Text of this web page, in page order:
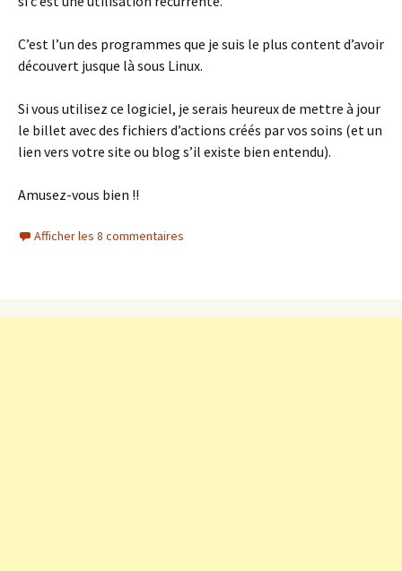
C’est l’un des programmes que je suis le plus content d’avoir
découvert jusque là sous Linux.
Si vous utilisez ce logiciel, je serais heureux de mettre à jour
le billet avec des fichiers d’actions créés par vos soins (et un
lien vers votre site ou blog s’il existe bien entendu).
Amusez-vous bien !!
Afficher les 8 commentaires